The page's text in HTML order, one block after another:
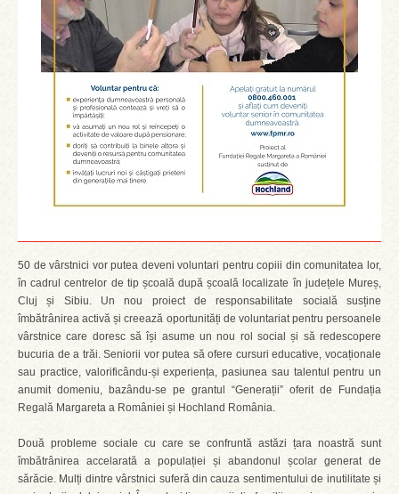
50 de vârstnici vor putea deveni voluntari pentru copiii din comunitatea lor,
în cadrul centrelor de tip școală după școală localizate în județele Mureș,
Cluj și Sibiu. Un nou proiect de responsabilitate socială susține
îmbătrânirea activă și creează oportunități de voluntariat pentru persoanele
vârstnice care doresc să își asume un nou rol social și să redescopere
bucuria de a trăi. Seniorii vor putea să ofere cursuri educative, vocaționale
sau practice, valorificându-și experiența, pasiunea sau talentul pentru un
anumit domeniu, bazându-se pe grantul “Generații” oferit de Fundația
Regală Margareta a României și Hochland România.
Două probleme sociale cu care se confruntă astăzi țara noastră sunt
îmbătrânirea accelarată a populației și abandonul școlar generat de
sărăcie. Mulți dintre vârstnici suferă din cauza sentimentului de inutilitate și